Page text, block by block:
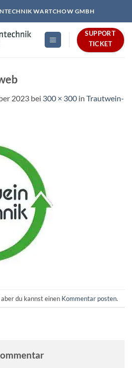
WARTCHOW GMBH
SUPPORT
TICKET
2023 bei 300 × 300 in Trautwein-
du kannst einen Kommentar posten.